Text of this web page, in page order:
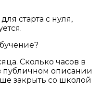
старта с нуля,
Сколько часов в
публичном описании
закрыть со школой